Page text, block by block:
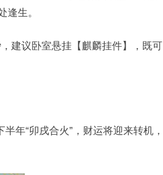
逢生。
建议卧室悬挂【麒麟挂件】，既可
年“卯戌合火”，财运将迎来转机，